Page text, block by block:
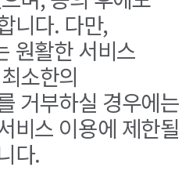
니다. 다만,
원활한 서비스
소한의
거부하실 경우에는
비스 이용에 제한될
다.